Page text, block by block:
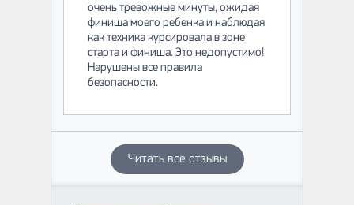
очень тревожные минуты, ожидая
финиша моего ребенка и наблюдая
как техника курсировала в зоне
старта и финиша. Это недопустимо!
Нарушены все правила
безопасности.
Читать все отзывы